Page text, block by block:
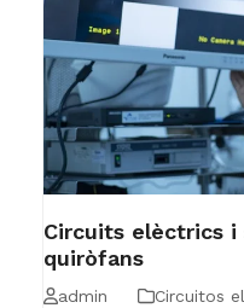
Circuits elèctrics
quiròfans
admin Circuitos